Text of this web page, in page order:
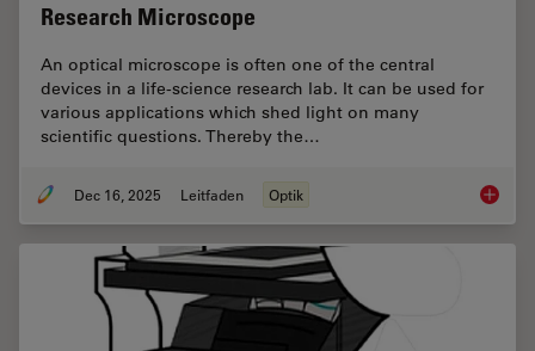
Research Microscope
An optical microscope is often one of the central
devices in a life-science research lab. It can be used for
various applications which shed light on many
scientific questions. Thereby the…
Dec 16, 2025 Leitfaden Optik Factors